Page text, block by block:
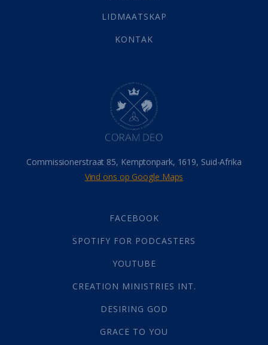
Werk(22)
(142)
Hemel (31)
Israel (14)
Millennium(1)
Oordeelsdag(19)
Verheerlikte liggaam
Wederkoms
(27)
Gebed(87)
Die Onse Vader(12)
God(392)
Afgode(23)
Almag(1)
Alomteenwoordig
Alwetendheid (1)
LIDMAATSKAP
KONTAK
Commissionerstraat 85, Kemptonpark, 1619, Suid-Afrika
Vind ons op Google Maps
FACEBOOK
SPOTIFY FOR PODCASTERS
YOUTUBE
CREATION MINISTRIES INT.
DESIRING GOD
GRACE TO YOU